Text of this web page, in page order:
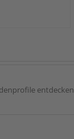
entdecken